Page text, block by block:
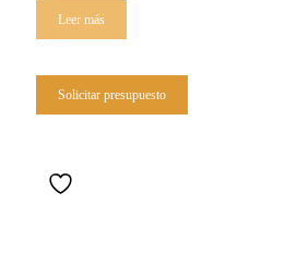
Leer más
Solicitar presupuesto